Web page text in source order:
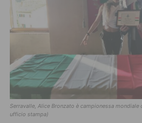
Serravalle, Alice Bronzato è campionessa
ufficio stampa)